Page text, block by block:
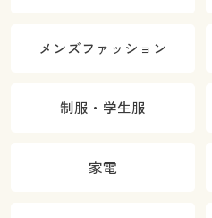
メンズファッション
制服・学生服
家電